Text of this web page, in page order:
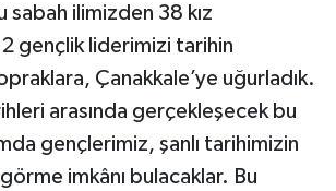
sabah ilimizden 38 kız
gençlik liderimizi tarihin
Çanakkale’ye uğurladık.
arasında gerçekleşecek bu
gençlerimiz, şanlı tarihimizin
imkânı bulacaklar. Bu